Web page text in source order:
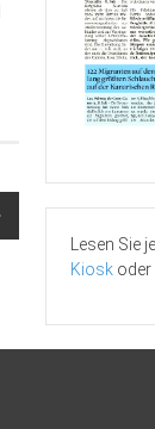
Lesen Sie
Kiosk oder